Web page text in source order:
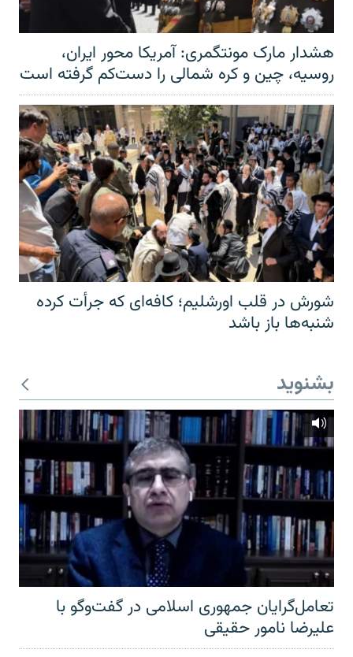
هشدار مارک مونتگمری: آمریکا محور ایران،
روسیه، چین و کره شمالی را دست‌کم گرفته است
شورش در قلب اورشلیم؛ کافه‌ای که جرأت کرده
شنبه‌ها باز باشد
بشنوید
تعامل‌گرایان جمهوری اسلامی در گفت‌وگو با
علیرضا نامور حقیقی